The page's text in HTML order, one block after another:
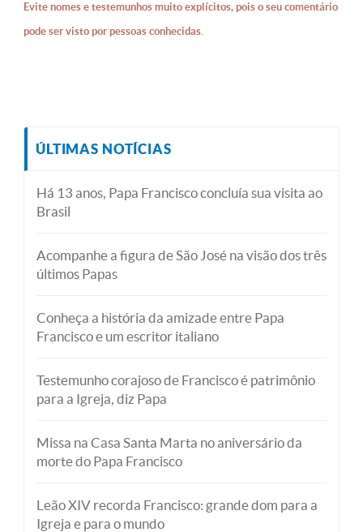
Evite nomes e testemunhos muito explícitos, pois o seu comentário
pode ser visto por pessoas conhecidas.
ÚLTIMAS NOTÍCIAS
Há 13 anos, Papa Francisco concluía sua visita ao
Brasil
Acompanhe a figura de São José na visão dos três
últimos Papas
Conheça a história da amizade entre Papa
Francisco e um escritor italiano
Testemunho corajoso de Francisco é patrimônio
para a Igreja, diz Papa
Missa na Casa Santa Marta no aniversário da
morte do Papa Francisco
Leão XIV recorda Francisco: grande dom para a
Igreja e para o mundo